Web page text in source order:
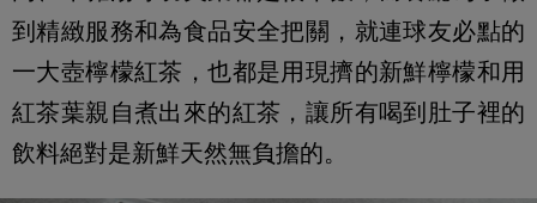
到精緻服務和為食品安全把關，就連球友必點的
一大壺檸檬紅茶，也都是用現擠的新鮮檸檬和用
紅茶葉親自煮出來的紅茶，讓所有喝到肚子裡的
飲料絕對是新鮮天然無負擔的。